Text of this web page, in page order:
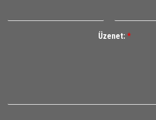
Üzenet: *